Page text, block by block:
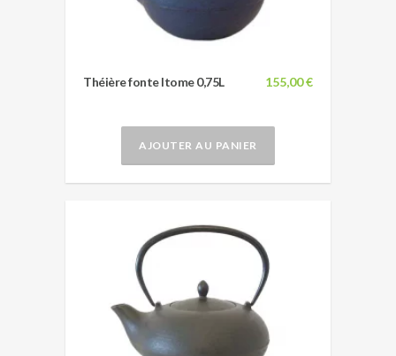
155,00 €
Théière fonte Itome 0,75L
AJOUTER AU PANIER